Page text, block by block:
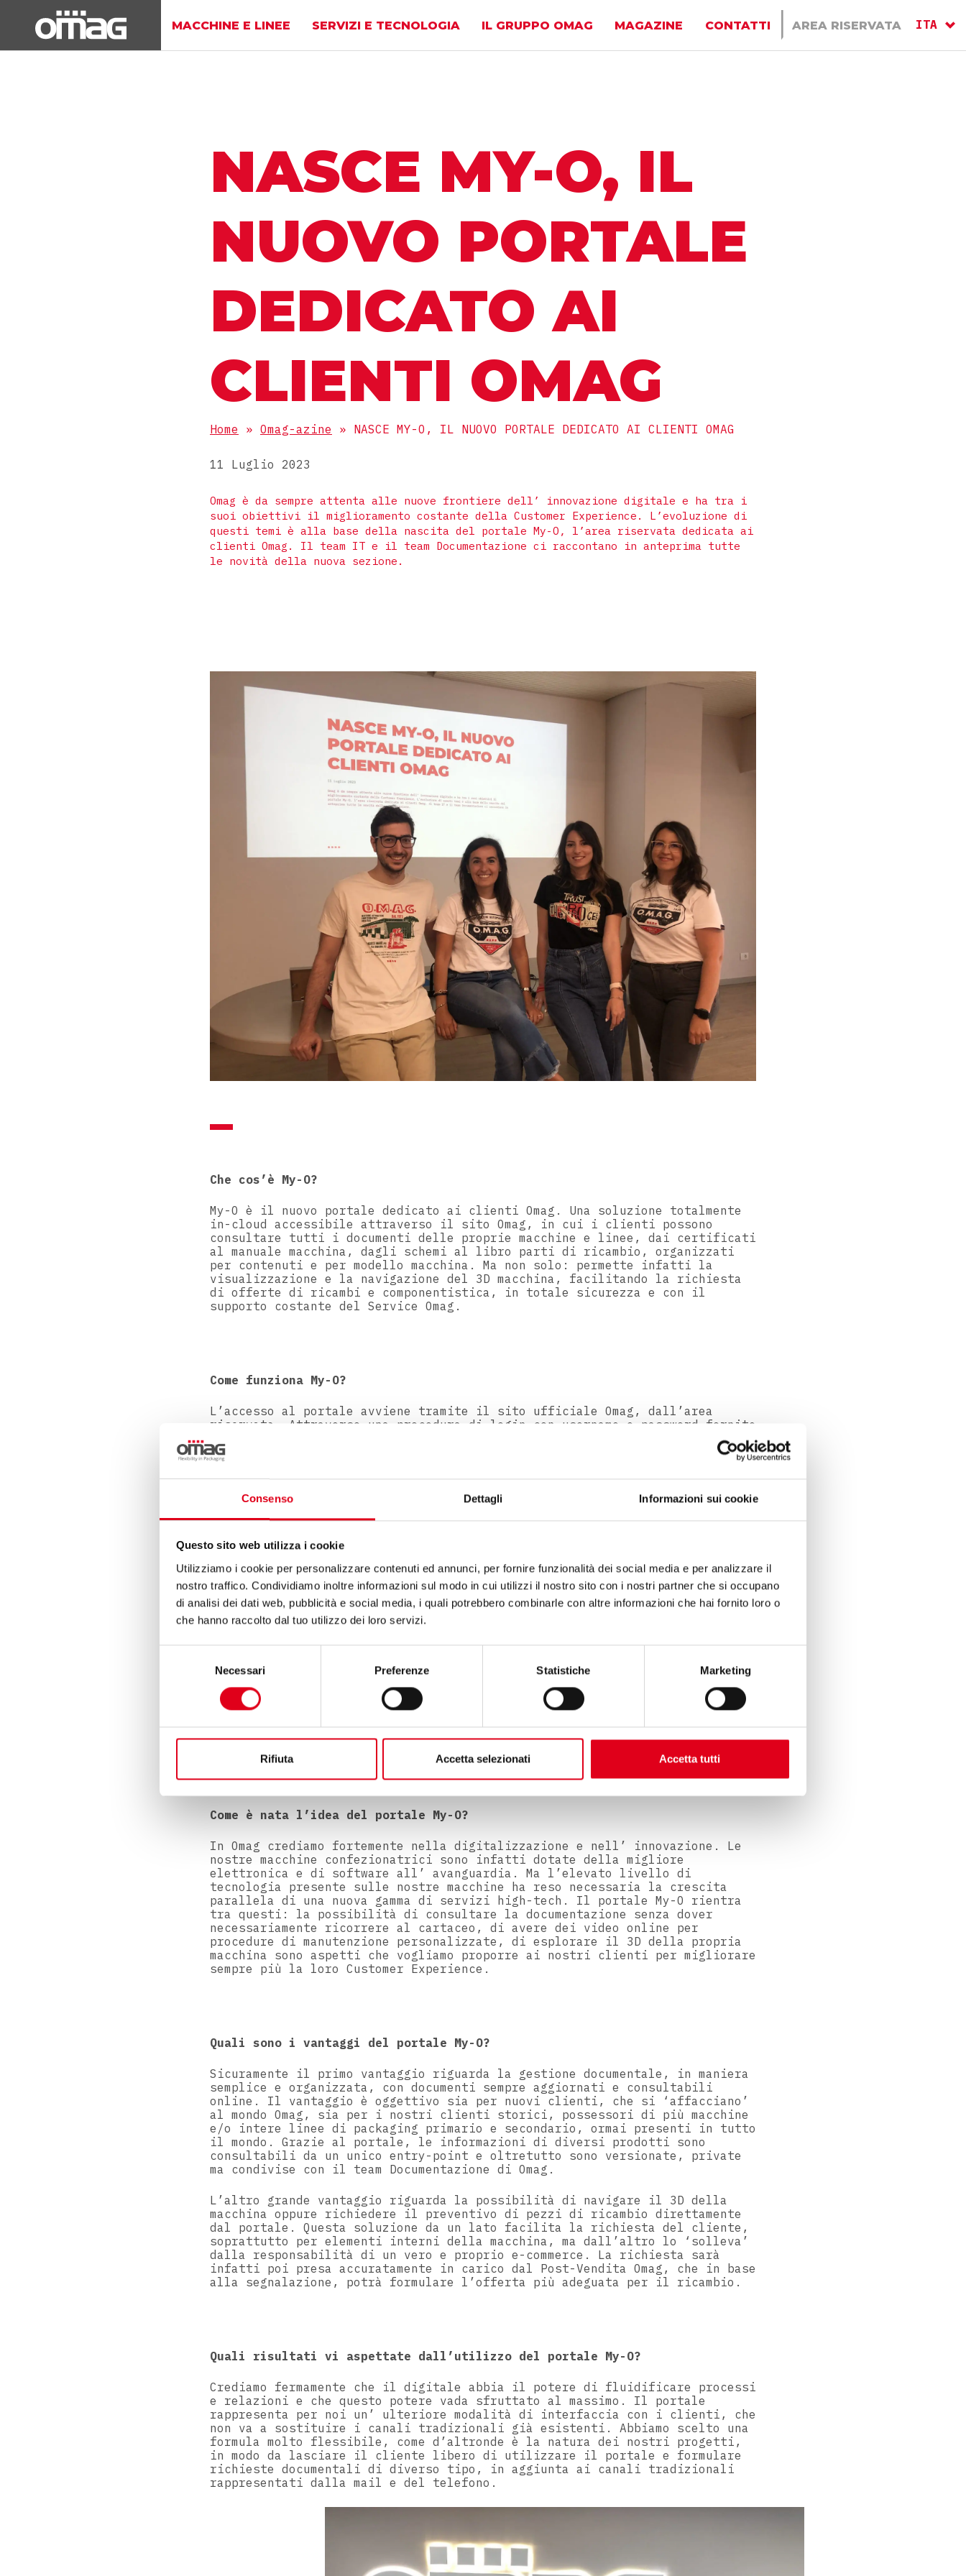
Consenso Dettagli Informazioni sui cookie
Questo sito web utilizza i cookie
Utilizziamo i cookie per personalizzare contenuti ed annunci, per fornire funzionalità dei social media e per analizzare il
nostro traffico. Condividiamo inoltre informazioni sul modo in cui utilizzi il nostro sito con i nostri partner che si occupano
di analisi dei dati web, pubblicità e social media, i quali potrebbero combinarle con altre informazioni che hai fornito loro o
che hanno raccolto dal tuo utilizzo dei loro servizi.
Necessari Preferenze Statistiche Marketing
Rifiuta Accetta selezionati Accetta tutti
MACCHINE E LINEE SERVIZI E TECNOLOGIA IL GRUPPO OMAG MAGAZINE CONTATTI AREA RISERVATA
ITA
RU
NASCE MY-O, IL
NUOVO PORTALE
DEDICATO AI
CLIENTI OMAG
Home » Omag-azine » NASCE MY-O, IL NUOVO PORTALE DEDICATO AI CLIENTI OMAG
11 Luglio 2023
Omag è da sempre attenta alle nuove frontiere dell’ innovazione digitale e ha tra i
suoi obiettivi il miglioramento costante della Customer Experience. L’evoluzione di
questi temi è alla base della nascita del portale My-O, l’area riservata dedicata ai
clienti Omag. Il team IT e il team Documentazione ci raccontano in anteprima tutte
le novità della nuova sezione.
Che cos’è My-O?
My-O è il nuovo portale dedicato ai clienti Omag. Una soluzione totalmente
in-cloud accessibile attraverso il sito Omag, in cui i clienti possono
consultare tutti i documenti delle proprie macchine e linee, dai certificati
al manuale macchina, dagli schemi al libro parti di ricambio, organizzati
per contenuti e per modello macchina. Ma non solo: permette infatti la
visualizzazione e la navigazione del 3D macchina, facilitando la richiesta
di offerte di ricambi e componentistica, in totale sicurezza e con il
supporto costante del Service Omag.
Come funziona My-O?
L’accesso al portale avviene tramite il sito ufficiale Omag, dall’area
riservata. Attraverso una procedura di login con username e password fornite
da Omag, il cliente potrà navigare la sua area riservata, personalizzata
con il proprio logo e i propri prodotti, da qualunque browser e dispositivo,
incluso il mobile. Basta semplicemente una connessione internet. Il portale
si compone di diverse aree, ciascuna adibita a una specifica funzionalità:
documentale, di ricambistica e di ticketing.
Come è nata l’idea del portale My-O?
In Omag crediamo fortemente nella digitalizzazione e nell’ innovazione. Le
nostre macchine confezionatrici sono infatti dotate della migliore
elettronica e di software all’ avanguardia. Ma l’elevato livello di
tecnologia presente sulle nostre macchine ha reso necessaria la crescita
parallela di una nuova gamma di servizi high-tech. Il portale My-O rientra
tra questi: la possibilità di consultare la documentazione senza dover
necessariamente ricorrere al cartaceo, di avere dei video online per
procedure di manutenzione personalizzate, di esplorare il 3D della propria
macchina sono aspetti che vogliamo proporre ai nostri clienti per migliorare
sempre più la loro Customer Experience.
Quali sono i vantaggi del portale My-O?
Sicuramente il primo vantaggio riguarda la gestione documentale, in maniera
semplice e organizzata, con documenti sempre aggiornati e consultabili
online. Il vantaggio è oggettivo sia per nuovi clienti, che si ‘affacciano’
al mondo Omag, sia per i nostri clienti storici, possessori di più macchine
e/o intere linee di packaging primario e secondario, ormai presenti in tutto
il mondo. Grazie al portale, le informazioni di diversi prodotti sono
consultabili da un unico entry-point e oltretutto sono versionate, private
ma condivise con il team Documentazione di Omag.
L’altro grande vantaggio riguarda la possibilità di navigare il 3D della
macchina oppure richiedere il preventivo di pezzi di ricambio direttamente
dal portale. Questa soluzione da un lato facilita la richiesta del cliente,
soprattutto per elementi interni della macchina, ma dall’altro lo ‘solleva’
dalla responsabilità di un vero e proprio e-commerce. La richiesta sarà
infatti poi presa accuratamente in carico dal Post-Vendita Omag, che in base
alla segnalazione, potrà formulare l’offerta più adeguata per il ricambio.
Quali risultati vi aspettate dall’utilizzo del portale My-O?
Crediamo fermamente che il digitale abbia il potere di fluidificare processi
e relazioni e che questo potere vada sfruttato al massimo. Il portale
rappresenta per noi un’ ulteriore modalità di interfaccia con i clienti, che
non va a sostituire i canali tradizionali già esistenti. Abbiamo scelto una
formula molto flessibile, come d’altronde è la natura dei nostri progetti,
in modo da lasciare il cliente libero di utilizzare il portale e formulare
richieste documentali di diverso tipo, in aggiunta ai canali tradizionali
rappresentati dalla mail e del telefono.